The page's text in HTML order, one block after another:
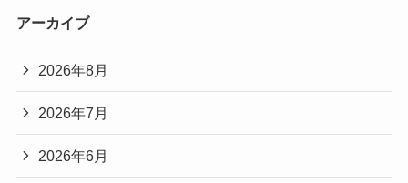
アーカイブ
2026年8月
2026年7月
2026年6月